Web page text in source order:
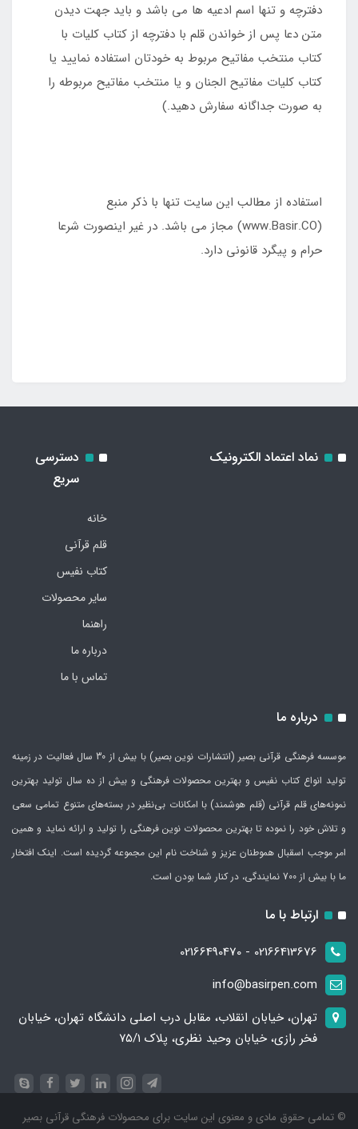
دفترچه و تنها اسم ادعیه ها می باشد و باید جهت دیدن
متن دعا پس از خواندن قلم با دفترچه از کتاب کلیات با
کتاب منتخب مفاتیح مربوط به خودتان استفاده نمایید یا
کتاب کلیات مفاتیح الجنان و یا منتخب مفاتیح مربوطه را
به صورت جداگانه سفارش دهید.)
استفاده از مطالب این سایت تنها با ذکر منبع
(www.Basir.CO) مجاز می باشد. در غیر اینصورت شرعا
حرام و پیگرد قانونی دارد.
نماد اعتماد الکترونیک
دسترسی
سریع
خانه
قلم قرآنی
کتاب نفیس
سایر محصولات
راهنما
درباره ما
تماس با ما
درباره ما
موسسه فرهنگی قرآنی بصیر (انتشارات نوین بصیر) با بیش از 30 سال فعالیت در زمینه
تولید انواع کتاب نفیس و بهترین محصولات فرهنگی و بیش از ده سال تولید بهترین
نمونه‌های قلم قرآنی (قلم هوشمند) با امکانات بی‌نظیر در بسته‌های متنوع تمامی سعی
و تلاش خود را نموده تا بهترین محصولات نوین فرهنگی را تولید و ارائه نماید و همین
امر موجب اسقبال هموطنان عزیز و شناخت نام این مجموعه گردیده است. اینک افتخار
ما با بیش از 700 نمایندگی، در کنار شما بودن است.
ارتباط با ما
02166413676 - 02166490470
info@basirpen.com
تهران، خیابان انقلاب، مقابل درب اصلی دانشگاه تهران، خیابان
فخر رازی، خیابان وحید نظری، پلاک ۷۵/۱​​​​​​​
© تمامی حقوق مادی و معنوی این سایت برای محصولات فرهنگی قرآنی بصیر